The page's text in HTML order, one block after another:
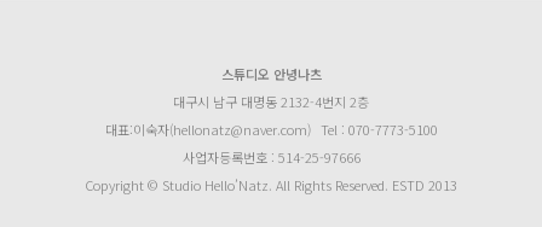
스튜디오 안녕나츠
대구시 남구 대명동 2132-4번지 2층
대표:이숙자(hellonatz@naver.com) Tel : 070-7773-5100
사업자등록번호 : 514-25-97666
Copyright © Studio Hello’Natz. All Rights Reserved. ESTD 2013